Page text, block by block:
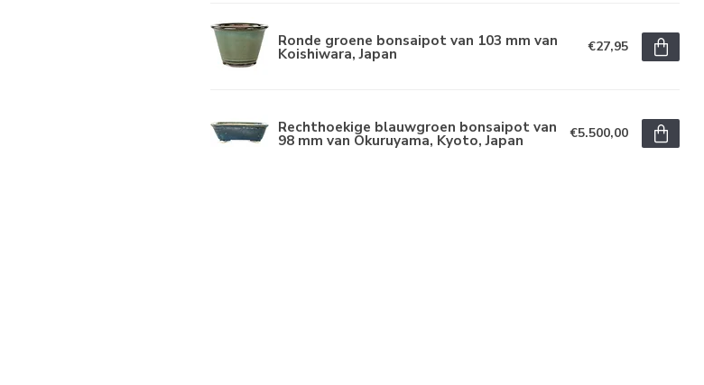
Ronde groene bonsaipot van 103 mm van
Koishiwara, Japan €27,95
Rechthoekige blauwgroen bonsaipot van
98 mm van Okuruyama, Kyoto, Japan €5.500,00